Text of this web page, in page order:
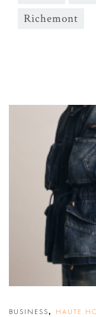
Richemont
BUSINESS, HAUTE